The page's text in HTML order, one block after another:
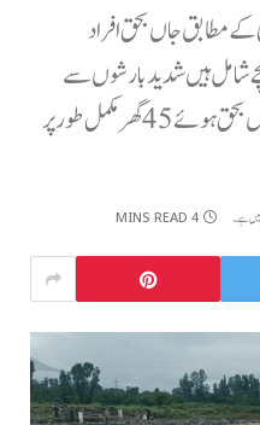
کے مطابق جاں بحق افراد
مرد، 9 خواتین اور 13 بچے شامل ہیں شدید بارشوں سے
گلگت میں 5، آزاد کشمیر میں 9 افراد جاں بحق ہوئے 45 گھر مکمل طور پر
ہے۔ 4 MINS READ